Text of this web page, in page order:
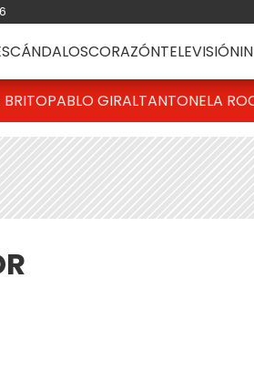
CORAZÓNTELEVISIÓN
BRITOPABLO GIRALTANTONELA